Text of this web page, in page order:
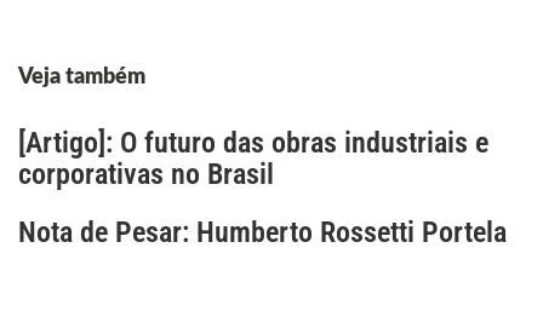
Veja também
[Artigo]: O futuro das obras industriais e
corporativas no Brasil
Nota de Pesar: Humberto Rossetti Portela